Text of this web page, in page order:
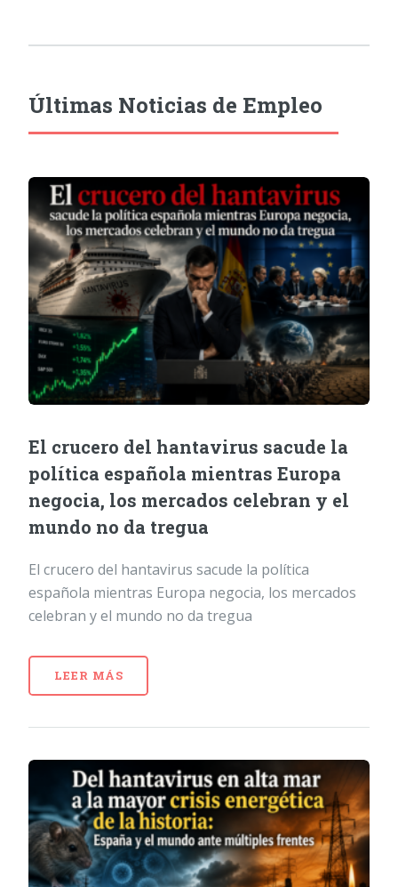
Últimas Noticias de Empleo
El crucero del hantavirus sacude la
política española mientras Europa
negocia, los mercados celebran y el
mundo no da tregua
El crucero del hantavirus sacude la política
española mientras Europa negocia, los mercados
celebran y el mundo no da tregua
LEER MÁS